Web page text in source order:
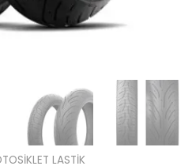
LASTIK